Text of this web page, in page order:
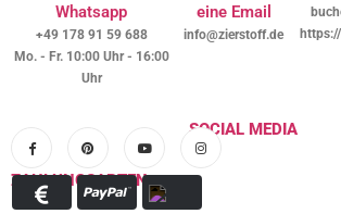
Whatsapp
+49 178 91 59 688
Mo. - Fr. 10:00 Uhr - 16:00
Uhr
eine Email
info@zierstoff.de
SOCIAL MEDIA
ZAHLUNGSARTEN